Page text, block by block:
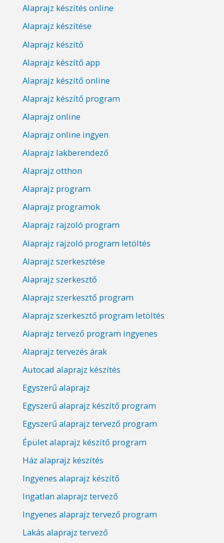
Alaprajz készítés online
Alaprajz készítése
Alaprajz készítő
Alaprajz készítő app
Alaprajz készítő online
Alaprajz készítő program
Alaprajz online
Alaprajz online ingyen
Alaprajz lakberendező
Alaprajz otthon
Alaprajz program
Alaprajz programok
Alaprajz rajzoló program
Alaprajz rajzoló program letöltés
Alaprajz szerkesztése
Alaprajz szerkesztő
Alaprajz szerkesztő program
Alaprajz szerkesztő program letöltés
Alaprajz tervező program ingyenes
Alaprajz tervezés árak
Autocad alaprajz készítés
Egyszerű alaprajz
Egyszerű alaprajz készítő program
Egyszerű alaprajz tervező program
Épület alaprajz készítő program
Ház alaprajz készítés
Ingyenes alaprajz készítő
Ingatlan alaprajz tervező
Ingyenes alaprajz tervező program
Lakás alaprajz tervező